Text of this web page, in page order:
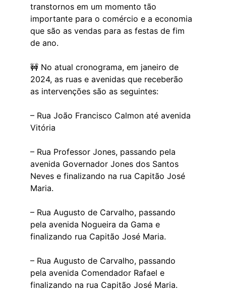
transtornos em um momento tão
importante para o comércio e a economia
que são as vendas para as festas de fim
de ano.
🚧 No atual cronograma, em janeiro de
2024, as ruas e avenidas que receberão
as intervenções são as seguintes:
– Rua João Francisco Calmon até avenida
Vitória
– Rua Professor Jones, passando pela
avenida Governador Jones dos Santos
Neves e finalizando na rua Capitão José
Maria.
– Rua Augusto de Carvalho, passando
pela avenida Nogueira da Gama e
finalizando rua Capitão José Maria.
– Rua Augusto de Carvalho, passando
pela avenida Comendador Rafael e
finalizando na rua Capitão José Maria.